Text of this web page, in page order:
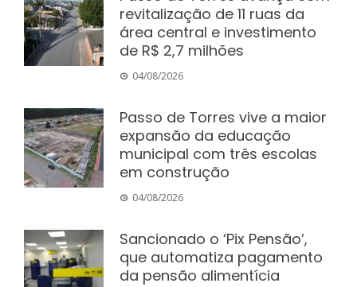
revitalização de 11 ruas da
área central e investimento
de R$ 2,7 milhões
04/08/2026
Passo de Torres vive a maior
expansão da educação
municipal com três escolas
em construção
04/08/2026
Sancionado o ‘Pix Pensão’,
que automatiza pagamento
da pensão alimentícia